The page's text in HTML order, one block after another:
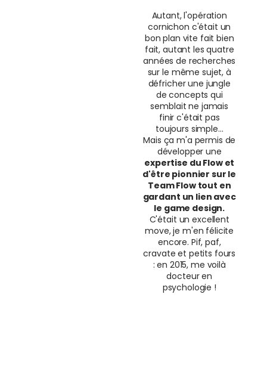
Autant, l'opération
cornichon c'était un
bon plan vite fait bien
fait, autant les quatre
années de recherches
sur le même sujet, à
défricher une jungle
de concepts qui
semblait ne jamais
finir c'était pas
toujours simple...
Mais ça m'a permis de
développer une
expertise du Flow et
d'être pionnier sur le
Team Flow tout en
gardant un lien avec
le game design.
C'était un excellent
move, je m'en félicite
encore. Pif, paf,
cravate et petits fours
: en 2015, me voilà
docteur en
psychologie !